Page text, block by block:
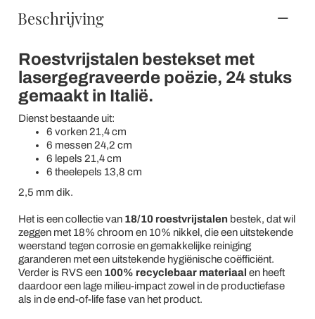
Beschrijving
Roestvrijstalen bestekset met
lasergegraveerde poëzie, 24 stuks
gemaakt in Italië.
Dienst bestaande uit:
6 vorken 21,4 cm
6 messen 24,2 cm
6 lepels 21,4 cm
6 theelepels 13,8 cm
2,5 mm dik.
Het is een collectie van 18/10 roestvrijstalen bestek, dat wil
zeggen met 18% chroom en 10% nikkel, die een uitstekende
weerstand tegen corrosie en gemakkelijke reiniging
garanderen met een uitstekende hygiënische coëfficiënt.
Verder is RVS een 100% recyclebaar materiaal en heeft
daardoor een lage milieu-impact zowel in de productiefase
als in de end-of-life fase van het product.